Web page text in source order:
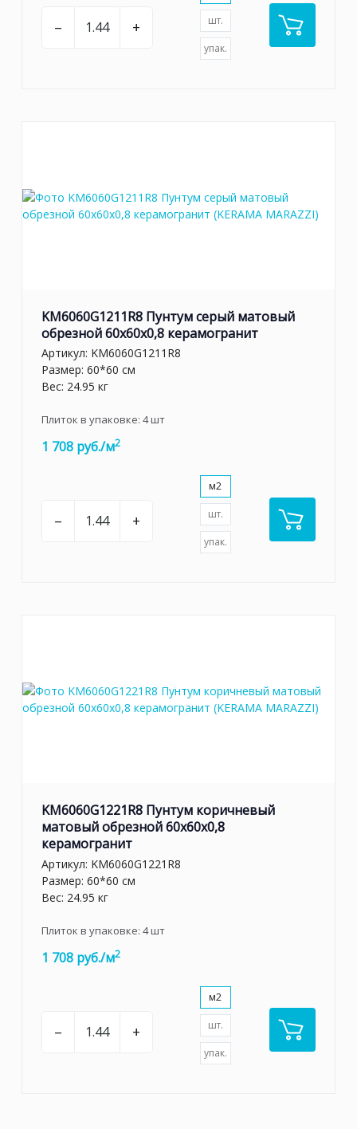
– + шт.
упак.
KM6060G1211R8 Пунтум серый матовый
обрезной 60x60x0,8 керамогранит
Артикул: KM6060G1211R8
Размер: 60*60 см
Вес: 24.95 кг
Плиток в упаковке: 4шт
1 708 руб./м2
– +
м2
шт.
упак.
KM6060G1221R8 Пунтум коричневый
матовый обрезной 60x60x0,8
керамогранит
Артикул: KM6060G1221R8
Размер: 60*60 см
Вес: 24.95 кг
Плиток в упаковке: 4шт
1 708 руб./м2
– +
м2
шт.
упак.